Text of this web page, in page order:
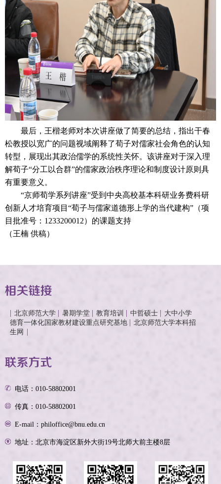
最后，王楷老师对本次讲座做了简要的总结，指出干春
松教授以宽广的问题视域阐释了荀子对儒家社会角色的认知
转型，展现出其政治儒学的系统性关怀。该讲座对于深入理
解荀子“分工以合群”的儒家政治秩序理论和制度设计原则具
有重要意义。
“京师荀学系列讲座”受到中央高校基本科研业务费科研
创新人才培育项目“荀子与儒家道德形上学的当代建构”（项
目批准号：1233200012）的课题支持
（王楠 供稿）
北京师范大学 暑期学堂 教育培训 中哲硕士
大中小学
德育一体化国家教材建设重点研究基地
北京师范大学本科招
生网
电话：010-58802001
传真：010-58802001
E-mail：philoffice@bnu.edu.cn
地址：北京市海淀区新外大街19号北师大前主楼8层